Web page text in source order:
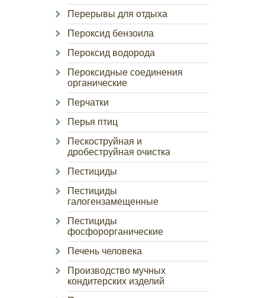
Перерывы для отдыха
Пероксид бензоила
Пероксид водорода
Пероксидные соединения
органические
Перчатки
Перья птиц
Пескоструйная и
дробеструйная очистка
Пестициды
Пестициды
галогензамещенные
Пестициды
фосфорорганические
Печень человека
Производство мучных
кондитерских изделий